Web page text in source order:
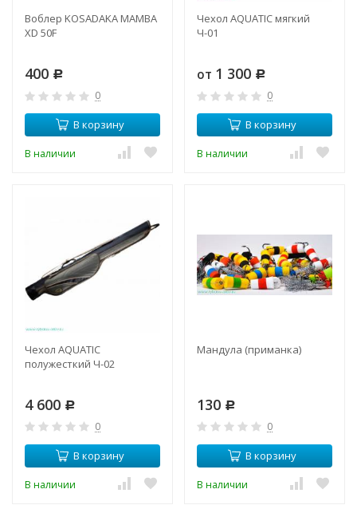
Воблер KOSADAKA MAMBA
XD 50F
400 Р
0
В корзину
В наличии
Чехол AQUATIC мягкий
Ч-01
от 1 300 Р
0
В корзину
В наличии
Чехол AQUATIC
полужесткий Ч-02
4 600 Р
0
В корзину
В наличии
Мандула (приманка)
130 Р
0
В корзину
В наличии